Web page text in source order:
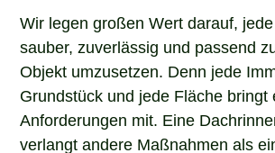
Wir legen großen Wert darauf,
sauber, zuverlässig und passend
Objekt umzusetzen. Denn jede
Grundstück und jede Fläche bringt
Anforderungen mit. Eine
verlangt andere Maßnahmen als